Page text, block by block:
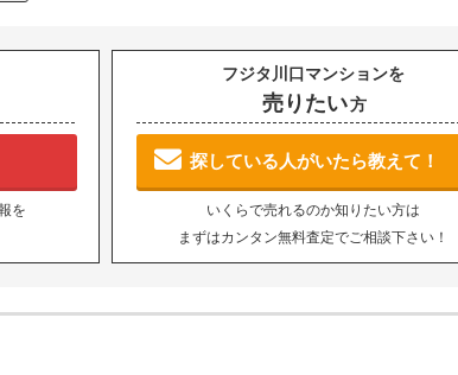
を
フジタ川口マンションを
売りたい方
探している人がいたら教えて！
いくらで売れるのか知りたい方は
まずはカンタン無料査定でご相談下さい！